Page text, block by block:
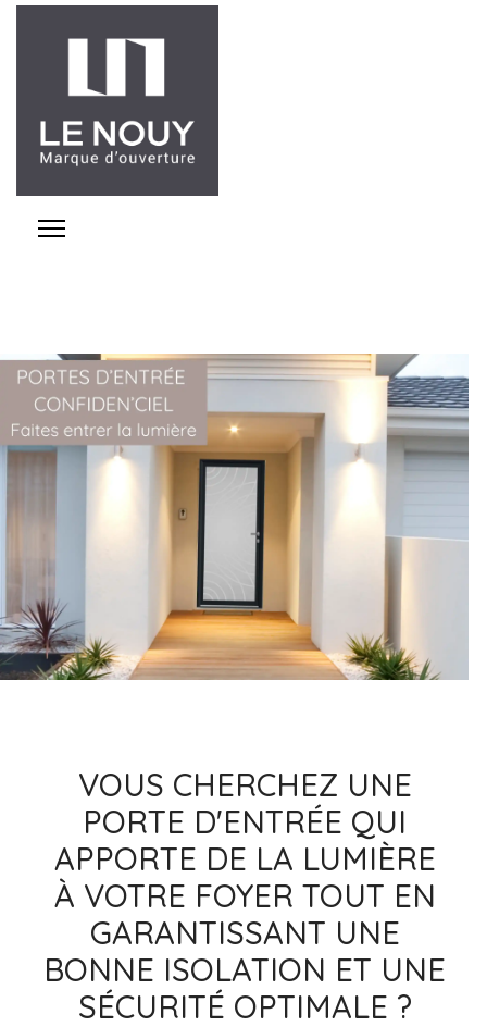
VOUS CHERCHEZ UNE
PORTE D'ENTRÉE QUI
APPORTE DE LA LUMIÈRE
À VOTRE FOYER TOUT EN
GARANTISSANT UNE
BONNE ISOLATION ET UNE
SÉCURITÉ OPTIMALE ?